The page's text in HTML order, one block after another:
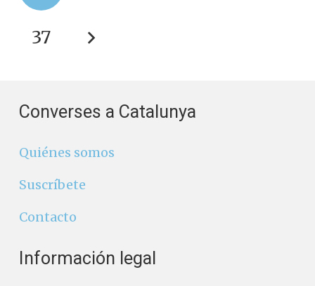
37
Converses a Catalunya
Quiénes somos
Suscríbete
Contacto
Información legal